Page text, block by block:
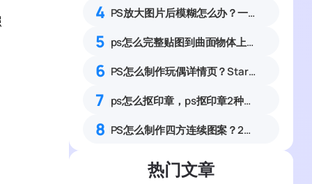
4 PS放大图片后模糊怎么办？一招提升图片清晰度
5 ps怎么完整贴图到曲面物体上？2中方法快速贴图
6 PS怎么制作玩偶详情页？StartAI 5分钟搞定详情页制作
7 ps怎么抠印章，ps抠印章2种方法详细教程
8 PS怎么制作四方连续图案？2种无缝拼接印花纹样实操教程
热门文章